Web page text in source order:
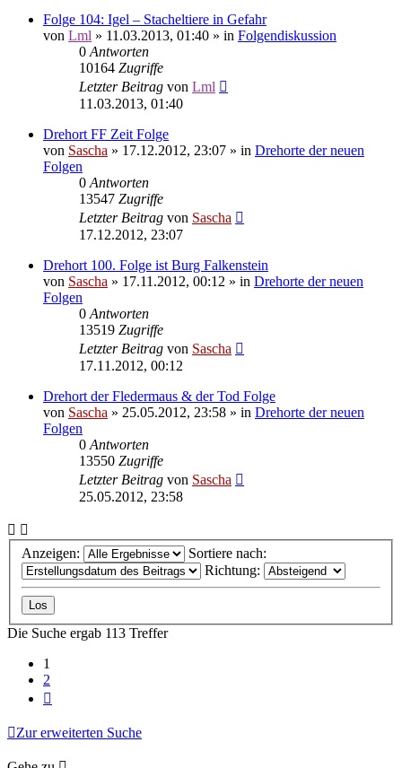
Folge 104: Igel – Stacheltiere in Gefahr
von Lml » 11.03.2013, 01:40 » in Folgendiskussion
0 Antworten
10164 Zugriffe
Letzter Beitrag von Lml
11.03.2013, 01:40
Drehort FF Zeit Folge
von Sascha » 17.12.2012, 23:07 » in Drehorte der neuen
Folgen
0 Antworten
13547 Zugriffe
Letzter Beitrag von Sascha
17.12.2012, 23:07
Drehort 100. Folge ist Burg Falkenstein
von Sascha » 17.11.2012, 00:12 » in Drehorte der neuen
Folgen
0 Antworten
13519 Zugriffe
Letzter Beitrag von Sascha
17.11.2012, 00:12
Drehort der Fledermaus & der Tod Folge
von Sascha » 25.05.2012, 23:58 » in Drehorte der neuen
Folgen
0 Antworten
13550 Zugriffe
Letzter Beitrag von Sascha
25.05.2012, 23:58
Anzeigen:
Sortiere nach:
Richtung:
Die Suche ergab 113 Treffer
1
2
Zur erweiterten Suche